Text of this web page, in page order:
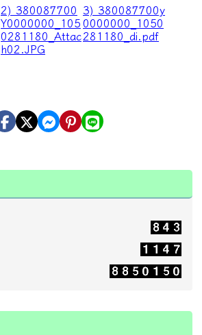
2) 380087700
Y0000000_105
0281180_Attac
h02.JPG
3) 380087700y
0000000_1050
281180_di.pdf